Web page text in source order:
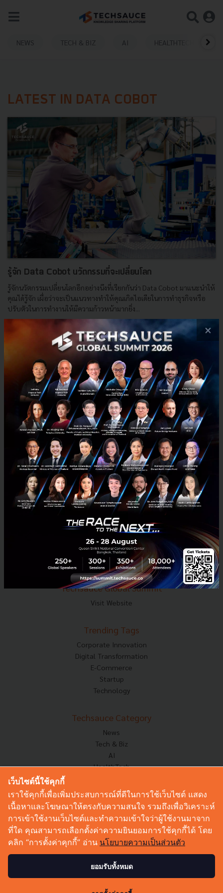
NEWS TECH & BIZ AI HEALTHTECH
LATEST IN DATA COBOT
รู้จัก Data Cobot นวัตกรรมที่จะเปลี่ยนโลก
รู้จักนวัตกรรมเปลี่ยนโลกอีกอย่างนึงที่เรียกกันว่า Data Cobot มาแนะนำให้
คุณได้รู้จัก เผื่อว่าจะเป็นแนวทางทำให้คุณเกิดไอเดียในการทำธุรกิจหรือ
ปรับตัวในการทำงานให้มีความก้าวหน้ามากยิ่ง...
พฤษภาคม 9, 2022
industrial Data Cobot universal-robots
E-mail :contact@techsauce.co
Tel : 02-001-5375
Mobile : 06-4658-9500
Techsauce Media
About Techsauce
Techsauce Services
Privacy Policy
ส่งบทความ
Techsauce Global Summit
Visit Website
Trending Tags
Corporate Innovation
Digital Transformation
E-Commerce
Startup
Technology
Techsauce Category
News
Tech & Biz
AI
HealthTech
Corp Innov
Saucy Thoughts
Sustainable
Videos
Podcast
×
เว็บไซต์นี้ใช้คุกกี้
เราใช้คุกกี้เพื่อเพิ่มประสบการณ์ที่ดีในการใช้เว็บไซต์ แสดง
เนื้อหาและโฆษณาให้ตรงกับความสนใจ รวมถึงเพื่อวิเคราะห์
การเข้าใช้งานเว็บไซต์และทำความเข้าใจว่าผู้ใช้งานมาจาก
ที่ใด คุณสามารถเลือกตั้งค่าความยินยอมการใช้คุกกี้ได้ โดย
คลิก “การตั้งค่าคุกกี้” อ่าน นโยบายความเป็นส่วนตัว
ยอมรับทั้งหมด